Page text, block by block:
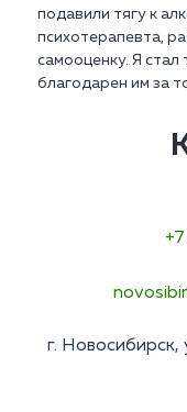
подавили тягу к
психотерапевта,
самооценку. Я стал
благодарен им за
г.